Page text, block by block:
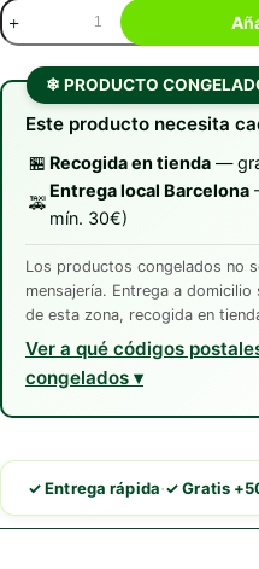
Wild
Balance
&
Verduras
Frescas
❄ PRODUCTO
Este producto necesita
🏪 Recogida en tienda —
🚕
Entrega local Barcelona
mín. 30€)
Los productos congelados no
mensajería. Entrega a
de esta zona, recogida en
Ver a qué códigos
congelados
✓ Entrega rápida·✓ Gratis